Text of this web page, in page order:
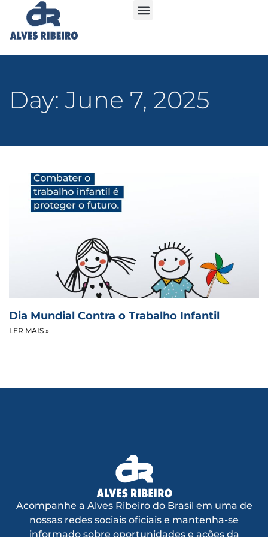
Day: June 7, 2025
Dia Mundial Contra o Trabalho Infantil
LER MAIS »
Acompanhe a Alves Ribeiro do Brasil em uma de
nossas redes sociais oficiais e mantenha-se
informado sobre oportunidades e ações da